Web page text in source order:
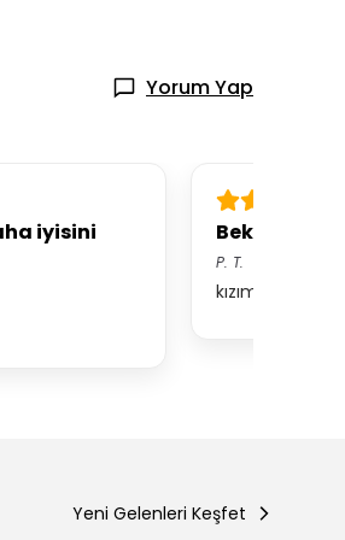
Yorum Yap
iyisini
Beklentimi
P. T.
kızım için
Yeni Gelenleri Keşfet